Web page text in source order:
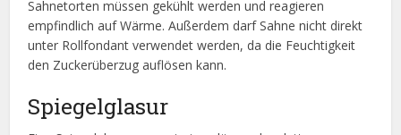
Sahnetorten müssen gekühlt werden und reagieren
empfindlich auf Wärme. Außerdem darf Sahne nicht direkt
unter Rollfondant verwendet werden, da die Feuchtigkeit
den Zuckerüberzug auflösen kann.
Spiegelglasur